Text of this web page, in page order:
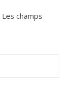
Les champs